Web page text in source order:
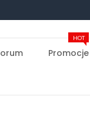
Promocje
HOT